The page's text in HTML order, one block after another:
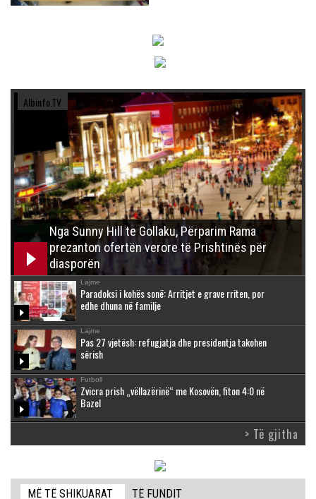
Albinfo.TV
Nga Sunny Hill te Gollaku, Përparim Rama
prezanton ofertën verore të Prishtinës për
diasporën
Lajme
Paradoksi i kohës sonë: Arritjet e grave rriten, por
edhe dhuna në familje
Lajme
Pas 27 vjetësh: refugjatja dhe presidentja takohen
sërish
Futboll
Zvicra prish „vëllazërinë“ me Kosovën, fiton 4:0 në
Bazel
> Të gjitha
MË TË SHIKUARAT TË FUNDIT